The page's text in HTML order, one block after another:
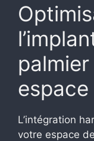
L’intégration
votre espace